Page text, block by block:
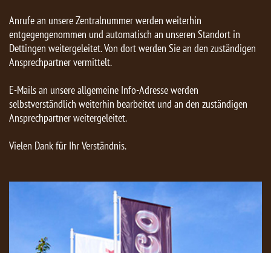
Anrufe an unsere Zentralnummer werden weiterhin
entgegengenommen und automatisch an unseren Standort in
Dettingen weitergeleitet. Von dort werden Sie an den zuständigen
Ansprechpartner vermittelt.
E-Mails an unsere allgemeine Info-Adresse werden
selbstverständlich weiterhin bearbeitet und an den zuständigen
Ansprechpartner weitergeleitet.
Vielen Dank für Ihr Verständnis.